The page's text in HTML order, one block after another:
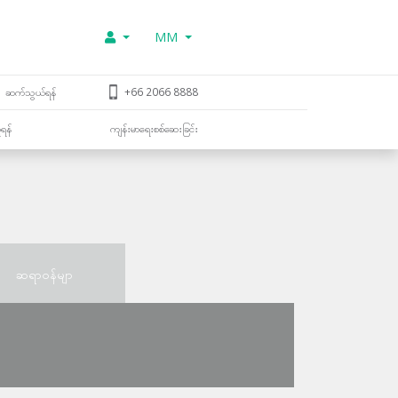
MM
ဆက်သွယ်ရန် +66 2066 8888
န် ကျန်းမာရေးစစ်ဆေးခြင်း
ဆရာဝန်မျာ